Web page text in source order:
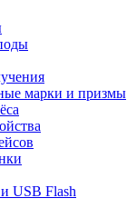
марки и призмы
USB Flash